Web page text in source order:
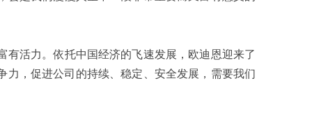
活力。依托中国经济的飞速发展，欧迪恩迎来了
，促进公司的持续、稳定、安全发展，需要我们